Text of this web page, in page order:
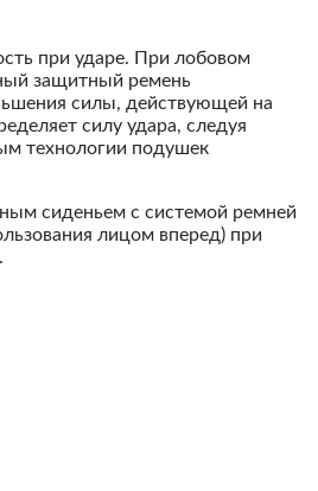
при ударе. При лобовом
защитный ремень
силы, действующей на
силу удара, следуя
технологии подушек
сиденьем с системой ремней
лицом вперед) при